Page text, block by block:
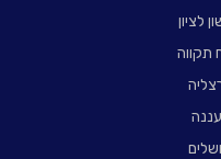
לציון
תקווה